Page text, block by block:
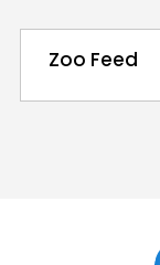
Zoo Feed